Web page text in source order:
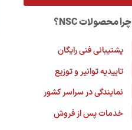
چرا محصولات NSC؟
پشتیبانی فنی رایگان
تاییدیه توانیر و توزیع
نمایندگی در سراسر کشور
خدمات پس از فروش
تماس